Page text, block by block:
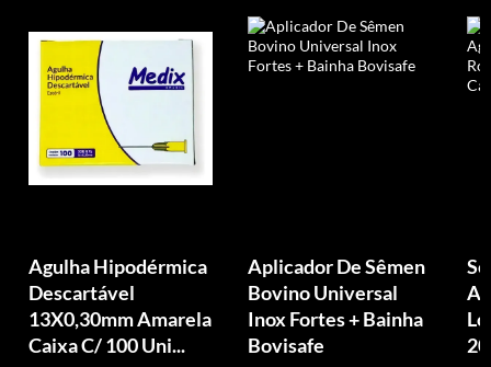
Agulha Hipodérmica
Descartável
13X0,30mm Amarela
Caixa C/ 100 Uni...
Aplicador De Sêmen
Bovino Universal
Inox Fortes + Bainha
Bovisafe